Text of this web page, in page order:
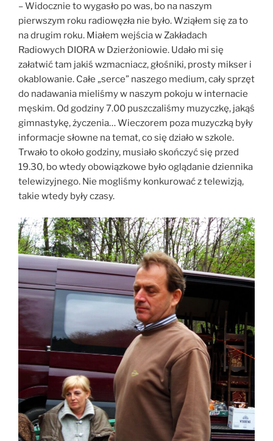
– Widocznie to wygasło po was, bo na naszym
pierwszym roku radiowęzła nie było. Wziąłem się za to
na drugim roku. Miałem wejścia w Zakładach
Radiowych DIORA w Dzierżoniowie. Udało mi się
załatwić tam jakiś wzmacniacz, głośniki, prosty mikser i
okablowanie. Całe „serce” naszego medium, cały sprzęt
do nadawania mieliśmy w naszym pokoju w internacie
męskim. Od godziny 7.00 puszczaliśmy muzyczkę, jakąś
gimnastykę, życzenia… Wieczorem poza muzyczką były
informacje słowne na temat, co się działo w szkole.
Trwało to około godziny, musiało skończyć się przed
19.30, bo wtedy obowiązkowe było oglądanie dziennika
telewizyjnego. Nie mogliśmy konkurować z telewizją,
takie wtedy były czasy.